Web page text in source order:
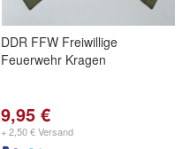
DDR FFW Freiwillige
Feuerwehr Kragen
9,95 €
+ 2,50 € Versand